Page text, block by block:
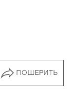
ПОШЕРИТЬ